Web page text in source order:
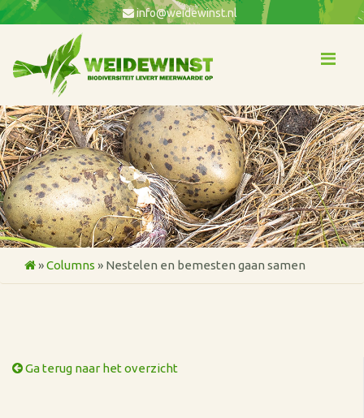
info@weidewinst.nl
»Columns » Nestelen en bemesten gaan samen
Ga terug naar het overzicht